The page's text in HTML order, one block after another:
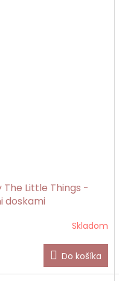
The Little Things -
doskami
Skladom
Do košíka